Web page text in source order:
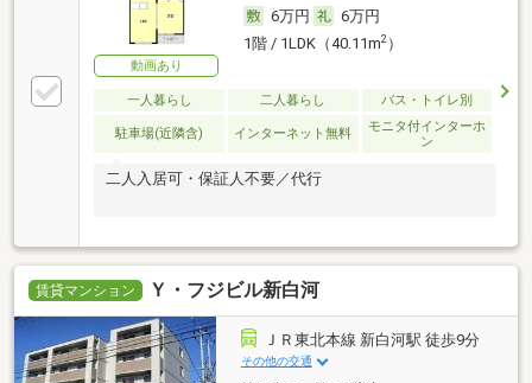
動画あり
6万円
6万円
1階 / 1LDK（40.11m2）
一人暮らし 二人暮らし バス・トイレ別
駐車場(近隣含) インターネット無料
モニタ付インターホ
ン
二人入居可・保証人不要／代行
賃貸マンション Ｙ・フジビル新白河
ＪＲ東北本線 新白河駅 徒歩9分
その他の交通